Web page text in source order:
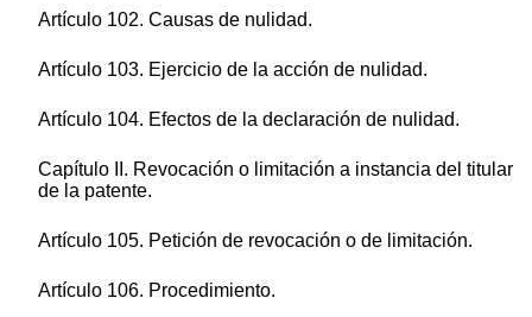
Artículo 102. Causas de nulidad.
Artículo 103. Ejercicio de la acción de nulidad.
Artículo 104. Efectos de la declaración de nulidad.
Capítulo II. Revocación o limitación a instancia del titular
de la patente.
Artículo 105. Petición de revocación o de limitación.
Artículo 106. Procedimiento.